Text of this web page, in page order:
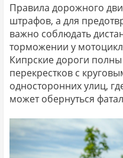
Правила дорожного
штрафов, а для
важно соблюдать
торможении у
Кипрские дороги
перекрестков с
односторонних улиц,
может обернуться